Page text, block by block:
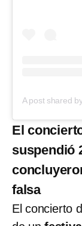
El
suspendió
falsa
El concierto